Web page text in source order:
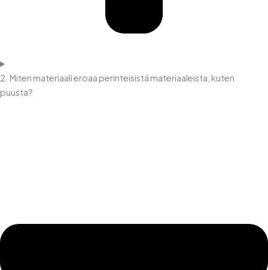
2. Miten materiaali eroaa perinteisistä materiaaleista, kuten
puusta?